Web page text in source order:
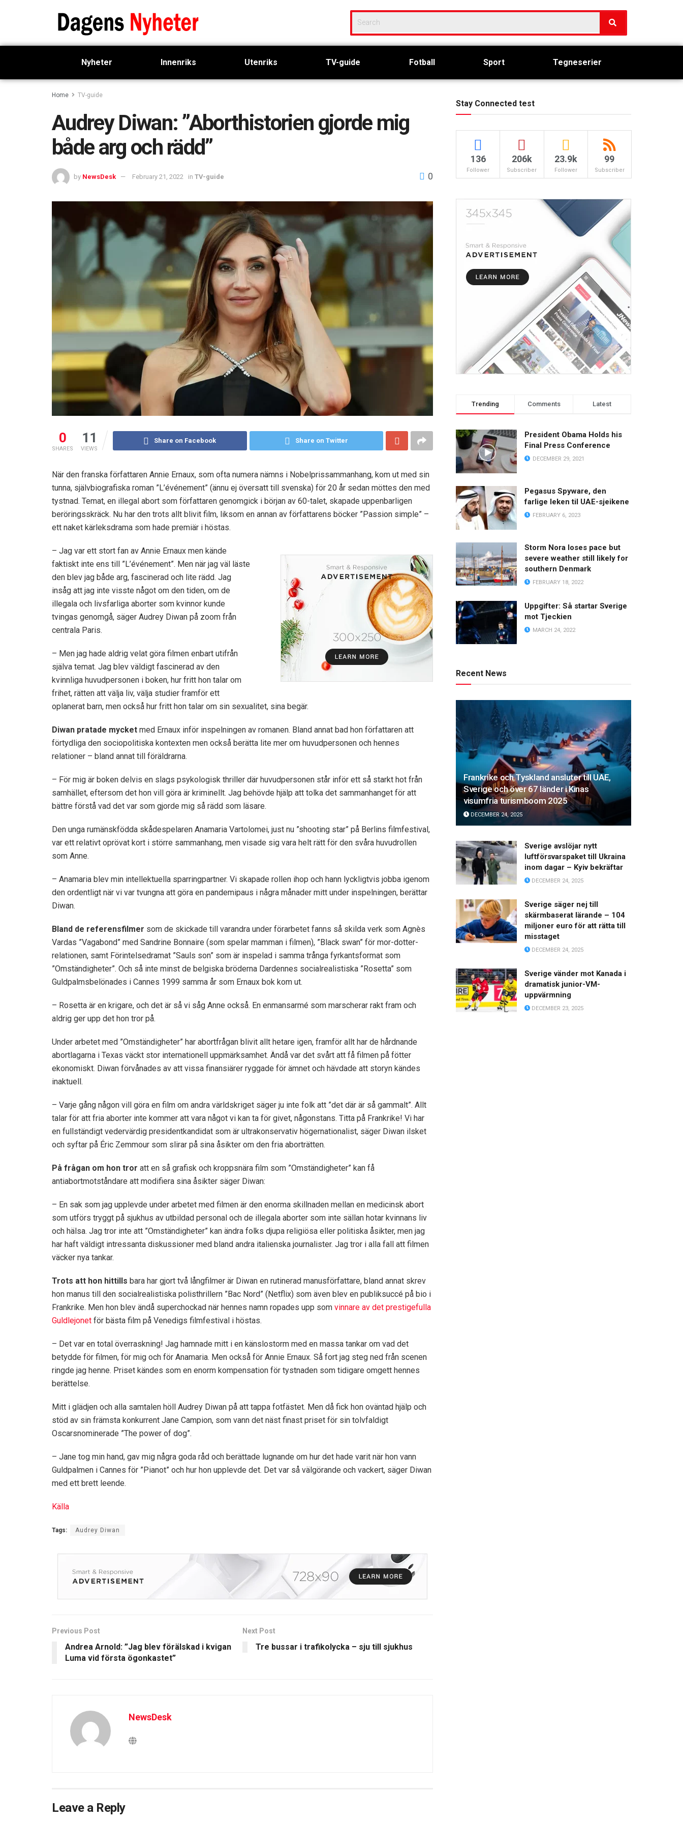
Nyheter Innenriks Utenriks TV-guide Fotball Sport Tegneserier
Home TV-guide
Audrey Diwan: ”Aborthistorien gjorde mig
både arg och rädd”
by NewsDesk February 21, 2022 in TV-guide 0
0
SHARES
11
VIEWS
Share on Facebook Share on Twitter
När den franska författaren Annie Ernaux, som ofta numera nämns i Nobelprissammanhang, kom ut med sin
tunna, självbiografiska roman ”L’événement” (ännu ej översatt till svenska) för 20 år sedan möttes den med
tystnad. Temat, en illegal abort som författaren genomgick i början av 60-talet, skapade uppenbarligen
beröringsskräck. Nu har den trots allt blivit film, liksom en annan av författarens böcker ”Passion simple” –
ett naket kärleksdrama som hade premiär i höstas.
– Jag var ett stort fan av Annie Ernaux men kände
faktiskt inte ens till ”L’événement”. Men när jag väl läste
den blev jag både arg, fascinerad och lite rädd. Jag
insåg att jag inte visste något om den tiden, om de
illegala och livsfarliga aborter som kvinnor kunde
tvingas genomgå, säger Audrey Diwan på zoom från
centrala Paris.
– Men jag hade aldrig velat göra filmen enbart utifrån
själva temat. Jag blev väldigt fascinerad av den
kvinnliga huvudpersonen i boken, hur fritt hon talar om
frihet, rätten att välja liv, välja studier framför ett
oplanerat barn, men också hur fritt hon talar om sin sexualitet, sina begär.
Diwan pratade mycket med Ernaux inför inspelningen av romanen. Bland annat bad hon författaren att
förtydliga den sociopolitiska kontexten men också berätta lite mer om huvudpersonen och hennes
relationer – bland annat till föräldrarna.
– För mig är boken delvis en slags psykologisk thriller där huvudpersonen står inför ett så starkt hot från
samhället, eftersom det hon vill göra är kriminellt. Jag behövde hjälp att tolka det sammanhanget för att
bättre förstå vad det var som gjorde mig så rädd som läsare.
Den unga rumänskfödda skådespelaren Anamaria Vartolomei, just nu ”shooting star” på Berlins filmfestival,
var ett relativt oprövat kort i större sammanhang, men visade sig vara helt rätt för den svåra huvudrollen
som Anne.
– Anamaria blev min intellektuella sparringpartner. Vi skapade rollen ihop och hann lyckligtvis jobba igenom
den ordentligt när vi var tvungna att göra en pandemipaus i några månader mitt under inspelningen, berättar
Diwan.
Bland de referensfilmer som de skickade till varandra under förarbetet fanns så skilda verk som Agnès
Vardas ”Vagabond” med Sandrine Bonnaire (som spelar mamman i filmen), ”Black swan” för mor-dotter-
relationen, samt Förintelsedramat ”Sauls son” som är inspelad i samma trånga fyrkantsformat som
”Omständigheter”. Och så inte minst de belgiska bröderna Dardennes socialrealistiska ”Rosetta” som
Guldpalms­belönades i Cannes 1999 samma år som Ernaux bok kom ut.
– Rosetta är en krigare, och det är så vi såg Anne också. En enmansarmé som marscherar rakt fram och
aldrig ger upp det hon tror på.
Under arbetet med ”Omständigheter” har abortfrågan blivit allt hetare igen, framför allt har de hårdnande
abortlagarna i Texas väckt stor internationell uppmärksamhet. Ändå var det svårt att få filmen på fötter
ekonomiskt. Diwan förvånades av att vissa finansiärer ryggade för ämnet och hävdade att storyn kändes
inaktuell.
– Varje gång någon vill göra en film om andra världskriget säger ju inte folk att ”det där är så gammalt”. Allt
talar för att fria aborter inte kommer att vara något vi kan ta för givet, någonstans. Titta på Frankrike! Vi har
en fullständigt vedervärdig presidentkandidat som är ultrakonservativ högernationalist, säger Diwan ilsket
och syftar på Éric Zemmour som slirar på sina åsikter om den fria aborträtten.
På frågan om hon tror att en så grafisk och kroppsnära film som ”Omständigheter” kan få
antiabortmotståndare att modifiera sina åsikter säger Diwan:
– En sak som jag upplevde under arbetet med filmen är den enorma skillnaden mellan en medicinsk abort
som utförs tryggt på sjukhus av utbildad personal och de illegala aborter som inte sällan hotar kvinnans liv
och hälsa. Jag tror inte att ”Omständigheter” kan ändra folks djupa religiösa eller politiska åsikter, men jag
har haft väldigt intressanta diskussioner med bland andra italienska journalister. Jag tror i alla fall att filmen
väcker nya tankar.
Trots att hon hittills bara har gjort två långfilmer är Diwan en rutinerad manusförfattare, bland annat skrev
hon manus till den socialrealistiska polisthrillern ”Bac Nord” (Netflix) som även blev en publiksuccé på bio i
Frankrike. Men hon blev ändå superchockad när hennes namn ropades upp som vinnare av det prestigefulla
Guldlejonet för bästa film på Venedigs filmfestival i höstas.
– Det var en total överraskning! Jag hamnade mitt i en känslostorm med en massa tankar om vad det
betydde för filmen, för mig och för Anamaria. Men också för Annie Ernaux. Så fort jag steg ned från scenen
ringde jag henne. Priset kändes som en enorm kompensation för tystnaden som tidigare omgett hennes
berättelse.
Mitt i glädjen och alla samtalen höll Audrey Diwan på att tappa fotfästet. Men då fick hon oväntad hjälp och
stöd av sin främsta konkurrent Jane Campion, som vann det näst finast priset för sin tolvfaldigt
Oscarsnominerade ”The power of dog”.
– Jane tog min hand, gav mig några goda råd och berättade lugnande om hur det hade varit när hon vann
Guldpalmen i Cannes för ”Pianot” och hur hon upplevde det. Det var så välgörande och vackert, säger Diwan
med ett brett leende.
Källa
Tags: Audrey Diwan
Previous Post
Andrea Arnold: ”Jag blev förälskad i kvigan
Luma vid första ögonkastet”
Next Post
Tre bussar i trafikolycka – sju till sjukhus
NewsDesk
Leave a Reply
Stay Connected test
136
Follower
206k
Subscriber
23.9k
Follower
99
Subscriber
Trending Comments Latest
President Obama Holds his
Final Press Conference
DECEMBER 29, 2021
Pegasus Spyware, den
farlige leken til UAE-sjeikene
FEBRUARY 6, 2023
Storm Nora loses pace but
severe weather still likely for
southern Denmark
FEBRUARY 18, 2022
Uppgifter: Så startar Sverige
mot Tjeckien
MARCH 24, 2022
Recent News
Frankrike och Tyskland ansluter till UAE,
Sverige och över 67 länder i Kinas
visumfria turismboom 2025
DECEMBER 24, 2025
Sverige avslöjar nytt
luftförsvarspaket till Ukraina
inom dagar – Kyiv bekräftar
DECEMBER 24, 2025
Sverige säger nej till
skärmbaserat lärande – 104
miljoner euro för att rätta till
misstaget
DECEMBER 24, 2025
Sverige vänder mot Kanada i
dramatisk junior-VM-
uppvärmning
DECEMBER 23, 2025